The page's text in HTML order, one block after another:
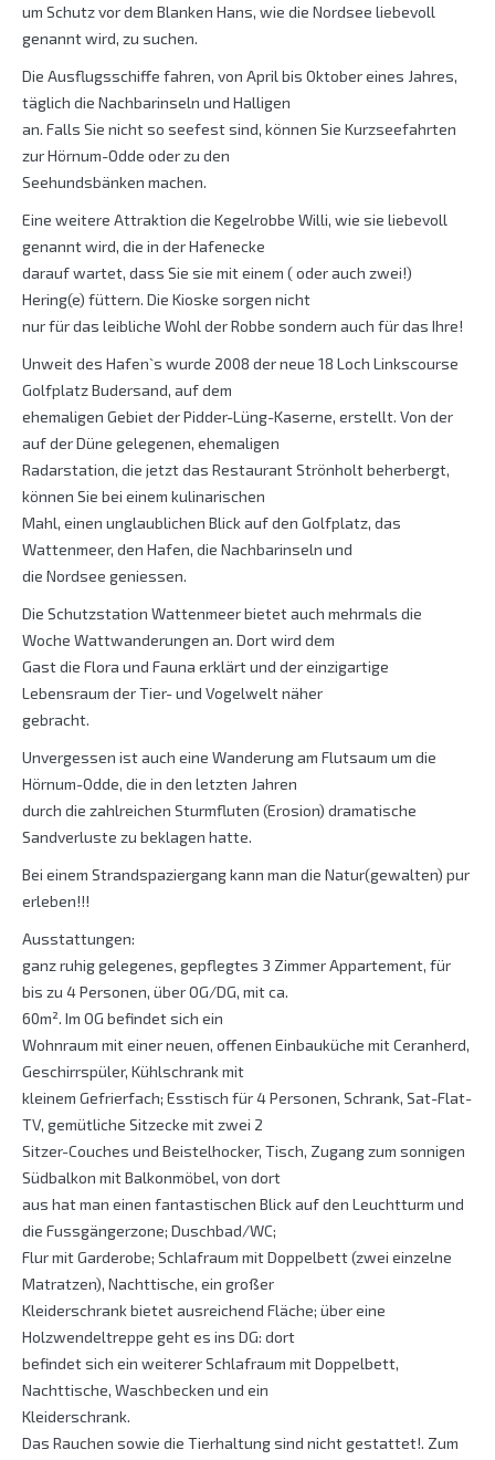
um Schutz vor dem Blanken Hans, wie die Nordsee liebevoll
genannt wird, zu suchen.
Die Ausflugsschiffe fahren, von April bis Oktober eines Jahres,
täglich die Nachbarinseln und Halligen
an. Falls Sie nicht so seefest sind, können Sie Kurzseefahrten
zur Hörnum-Odde oder zu den
Seehundsbänken machen.
Eine weitere Attraktion die Kegelrobbe Willi, wie sie liebevoll
genannt wird, die in der Hafenecke
darauf wartet, dass Sie sie mit einem ( oder auch zwei!)
Hering(e) füttern. Die Kioske sorgen nicht
nur für das leibliche Wohl der Robbe sondern auch für das Ihre!
Unweit des Hafen`s wurde 2008 der neue 18 Loch Linkscourse
Golfplatz Budersand, auf dem
ehemaligen Gebiet der Pidder-Lüng-Kaserne, erstellt. Von der
auf der Düne gelegenen, ehemaligen
Radarstation, die jetzt das Restaurant Strönholt beherbergt,
können Sie bei einem kulinarischen
Mahl, einen unglaublichen Blick auf den Golfplatz, das
Wattenmeer, den Hafen, die Nachbarinseln und
die Nordsee geniessen.
Die Schutzstation Wattenmeer bietet auch mehrmals die
Woche Wattwanderungen an. Dort wird dem
Gast die Flora und Fauna erklärt und der einzigartige
Lebensraum der Tier- und Vogelwelt näher
gebracht.
Unvergessen ist auch eine Wanderung am Flutsaum um die
Hörnum-Odde, die in den letzten Jahren
durch die zahlreichen Sturmfluten (Erosion) dramatische
Sandverluste zu beklagen hatte.
Bei einem Strandspaziergang kann man die Natur(gewalten) pur
erleben!!!
Ausstattungen:
ganz ruhig gelegenes, gepflegtes 3 Zimmer Appartement, für
bis zu 4 Personen, über OG/DG, mit ca.
60m². Im OG befindet sich ein
Wohnraum mit einer neuen, offenen Einbauküche mit Ceranherd,
Geschirrspüler, Kühlschrank mit
kleinem Gefrierfach; Esstisch für 4 Personen, Schrank, Sat-Flat-
TV, gemütliche Sitzecke mit zwei 2
Sitzer-Couches und Beistelhocker, Tisch, Zugang zum sonnigen
Südbalkon mit Balkonmöbel, von dort
aus hat man einen fantastischen Blick auf den Leuchtturm und
die Fussgängerzone; Duschbad/WC;
Flur mit Garderobe; Schlafraum mit Doppelbett (zwei einzelne
Matratzen), Nachttische, ein großer
Kleiderschrank bietet ausreichend Fläche; über eine
Holzwendeltreppe geht es ins DG: dort
befindet sich ein weiterer Schlafraum mit Doppelbett,
Nachttische, Waschbecken und ein
Kleiderschrank.
Das Rauchen sowie die Tierhaltung sind nicht gestattet!. Zum